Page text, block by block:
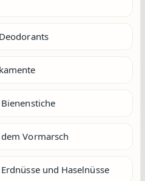
Vormarsch
und Haselnüsse